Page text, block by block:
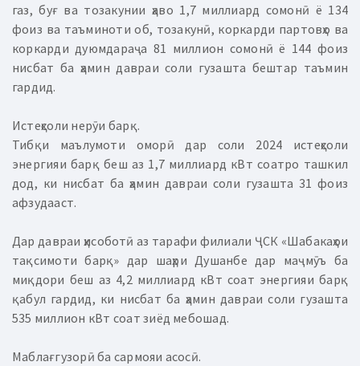
газ, буғ ва тозакунии ҳаво 1,7 миллиард сомонӣ ё 134
фоиз ва таъминоти об, тозакунӣ, коркарди партовҳо ва
коркарди дуюмдараҷа 81 миллион сомонӣ ё 144 фоиз
нисбат ба ҳамин давраи соли гузашта бештар таъмин
гардид.
Истеҳсоли нерӯи барқ.
Тибқи маълумоти оморӣ дар соли 2024 истеҳсоли
энергияи барқ беш аз 1,7 миллиард кВт соатро ташкил
дод, ки нисбат ба ҳамин давраи соли гузашта 31 фоиз
афзудааст.
Дар давраи ҳисоботӣ аз тарафи филиали ҶСК «Шабакаҳои
тақсимоти барқ» дар шаҳри Душанбе дар маҷмӯъ ба
миқдори беш аз 4,2 миллиард кВт соат энергияи барқ
қабул гардид, ки нисбат ба ҳамин давраи соли гузашта
535 миллион кВт соат зиёд мебошад.
Маблағгузорӣ ба сармояи асосӣ.